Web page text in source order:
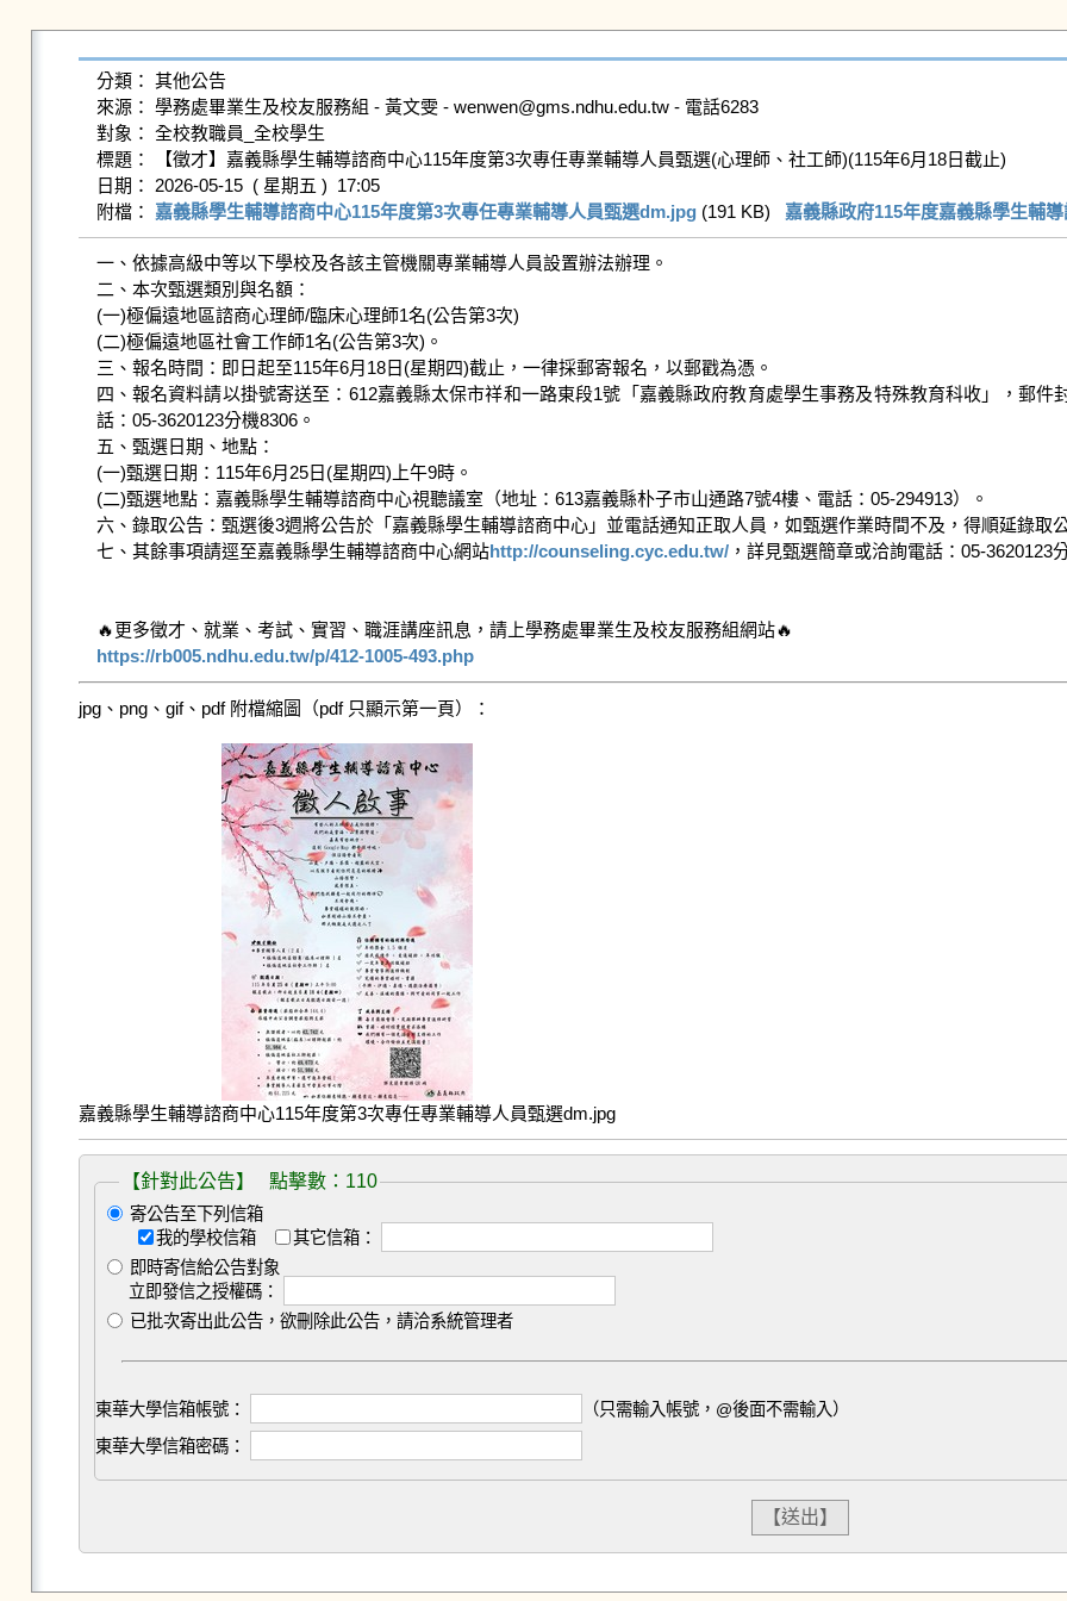
分類： 其他公告
來源： 學務處畢業生及校友服務組 - 黃文雯 - wenwen@gms.ndhu.edu.tw - 電話6283
對象： 全校教職員_全校學生
標題： 【徵才】嘉義縣學生輔導諮商中心115年度第3次專任專業輔導人員甄選(心理師、社工師)(115年6月18日截止)
日期： 2026-05-15  ( 星期五 )  17:05
附檔： 嘉義縣學生輔導諮商中心115年度第3次專任專業輔導人員甄選dm.jpg (191 KB) 嘉義縣政府115年度嘉義縣學生輔
一、依據高級中等以下學校及各該主管機關專業輔導人員設置辦法辦理。
二、本次甄選類別與名額：
(一)極偏遠地區諮商心理師/臨床心理師1名(公告第3次)
(二)極偏遠地區社會工作師1名(公告第3次)。
三、報名時間：即日起至115年6月18日(星期四)截止，一律採郵寄報名，以郵戳為憑。
四、報名資料請以掛號寄送至：612嘉義縣太保市祥和一路東段1號「嘉義縣政府教育處學生事務及特殊教育科收」，郵
話：05-3620123分機8306。
五、甄選日期、地點：
(一)甄選日期：115年6月25日(星期四)上午9時。
(二)甄選地點：嘉義縣學生輔導諮商中心視聽議室（地址：613嘉義縣朴子市山通路7號4樓、電話：05-294913）。
六、錄取公告：甄選後3週將公告於「嘉義縣學生輔導諮商中心」並電話通知正取人員，如甄選作業時間不及，得順延錄取
七、其餘事項請逕至嘉義縣學生輔導諮商中心網站http://counseling.cyc.edu.tw/，詳見甄選簡章或洽詢電話：05-3620123
https://rb005.ndhu.edu.tw/p/412-1005-493.php
jpg、png、gif、pdf 附檔縮圖（pdf 只顯示第一頁）：
嘉義縣學生輔導諮商中心115年度第3次專任專業輔導人員甄選dm.jpg
【針對此公告】 點擊數：110
寄公告至下列信箱
我的學校信箱
其它信箱：
即時寄信給公告對象
立即發信之授權碼：
已批次寄出此公告，欲刪除此公告，請洽系統管理者
東華大學信箱帳號：
（只需輸入帳號，@後面不需輸入）
東華大學信箱密碼：